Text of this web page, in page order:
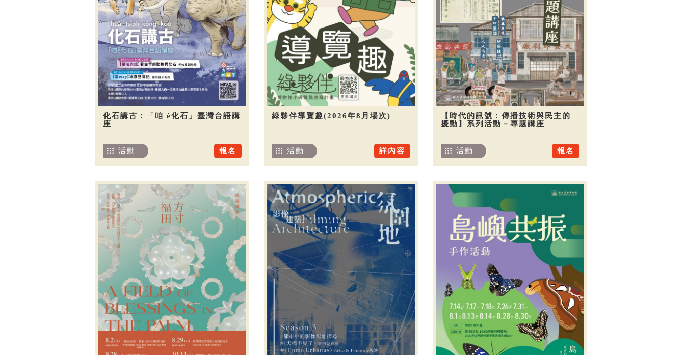
化石講古：「咱 ê化石」臺灣台語講
座
報名
活動
綠夥伴導覽趣(2026年8月場次)
詳內容
活動
【時代的訊號：傳播技術與民主的
擾動】系列活動－專題講座
報名
活動